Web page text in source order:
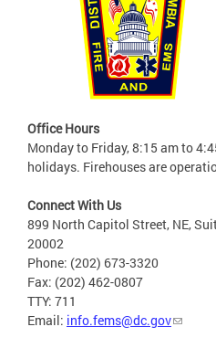
Office Hours
Monday to Friday, 8:15 am to
holidays. Firehouses are
Connect With Us
899 North Capitol Street, NE,
20002
Phone: (202) 673-3320
Fax: (202) 462-0807
TTY: 711
Email: info.fems@dc.gov